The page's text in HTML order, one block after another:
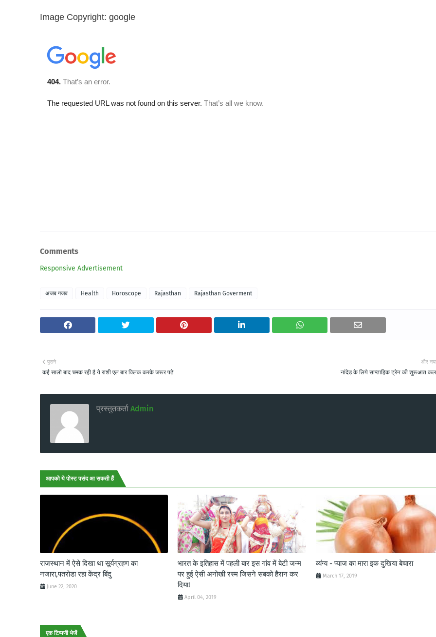
Image Copyright: google
Comments
Responsive Advertisement
अजब गजब Health Horoscope Rajasthan Rajasthan Goverment
और नया
नांदेड़ के लिये साप्ताहिक ट्रेन की शुरूआत
पुराने
कई सालो बाद चमक रही है ये राशी एल बार क्लिक करके जरूर पढ़े
प्रस्तुतकर्ता Admin
आपको ये पोस्ट पसंद आ सकती हैं
राजस्थान में ऐसे दिखा था सूर्यग्रहण का
नजारा,पतरोडा रहा केंद्र बिंदु
June 22, 2020
भारत के इतिहास में पहली बार इस गांव में बेटी जन्म
पर हुई ऐसी अनोखी रस्म जिसने सबको हैरान कर
दिया!
April 04, 2019
व्यंग्य - प्याज का मारा इक दुखिया बेचारा
March 17, 2019
एक टिप्पणी भेजें